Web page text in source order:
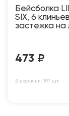
Бейсболка
SIX, 6
застежка на
473 ₽
В наличии: 197 шт